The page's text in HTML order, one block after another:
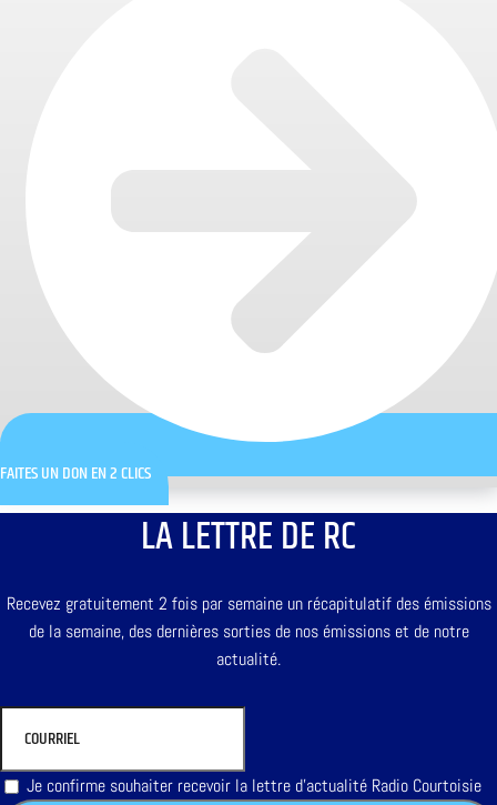
FAITES UN DON EN 2 CLICS
LA LETTRE DE RC
Recevez gratuitement 2 fois par semaine un récapitulatif des émissions
de la semaine, des dernières sorties de nos émissions et de notre
actualité.
Je confirme souhaiter recevoir la lettre d'actualité Radio Courtoisie